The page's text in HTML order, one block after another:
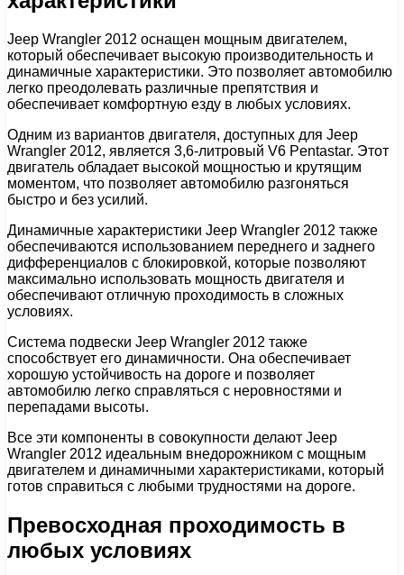
Jeep Wrangler 2012 оснащен мощным двигателем,
который обеспечивает высокую производительность и
динамичные характеристики. Это позволяет автомобилю
легко преодолевать различные препятствия и
обеспечивает комфортную езду в любых условиях.
Одним из вариантов двигателя, доступных для Jeep
Wrangler 2012, является 3,6-литровый V6 Pentastar. Этот
двигатель обладает высокой мощностью и крутящим
моментом, что позволяет автомобилю разгоняться
быстро и без усилий.
Динамичные характеристики Jeep Wrangler 2012 также
обеспечиваются использованием переднего и заднего
дифференциалов с блокировкой, которые позволяют
максимально использовать мощность двигателя и
обеспечивают отличную проходимость в сложных
условиях.
Система подвески Jeep Wrangler 2012 также
способствует его динамичности. Она обеспечивает
хорошую устойчивость на дороге и позволяет
автомобилю легко справляться с неровностями и
перепадами высоты.
Все эти компоненты в совокупности делают Jeep
Wrangler 2012 идеальным внедорожником с мощным
двигателем и динамичными характеристиками, который
готов справиться с любыми трудностями на дороге.
Превосходная проходимость в
любых условиях